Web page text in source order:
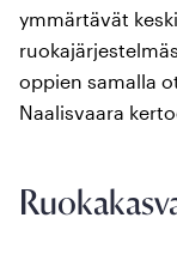
ymmärtävät
oppien samalla
Naalisvaara